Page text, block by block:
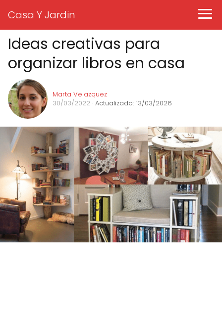
Casa Y Jardin
Ideas creativas para
organizar libros en casa
Marta Velazquez
30/03/2022 · Actualizado: 13/03/2026